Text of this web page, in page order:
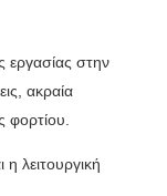
εργασίας στην
ακραία
λειτουργική